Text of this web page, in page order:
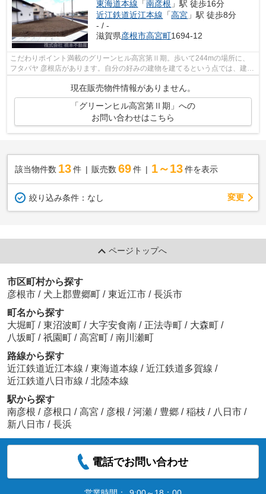
東海道本線 「南彦根 」駅 徒歩16分
近江鉄道近江本線 「高宮 」駅 徒歩8分
- / -
滋賀県彦根市高宮町1694-12
こだわりポイント満載のグリーンヒル高宮第Ⅱ期。歩いて244mの場所に、
フタバヤ 彦根店があります。自分の好みの建物を建てるという点では、建築
現在販売物件情報がありません。
「グリーンヒル高宮第Ⅱ期」への
お問い合わせはこちら
該当物件数 13件 販売数 69 件 1～13 件を表示
絞り込み条件： なし 変更
ページトップへ
市区町村から探す
彦根市 / 犬上郡豊郷町 / 東近江市 / 長浜市
町名から探す
大堀町 / 東沼波町 / 大字安食南 / 正法寺町 / 大森町 /
八坂町 / 祇園町 / 高宮町 / 南川瀬町
路線から探す
近江鉄道近江本線 / 東海道本線 / 近江鉄道多賀線 /
近江鉄道八日市線 / 北陸本線
駅から探す
南彦根 / 彦根口 / 高宮 / 彦根 / 河瀬 / 豊郷 / 稲枝 / 八日市 /
新八日市 / 長浜
電話でお問い合わせ